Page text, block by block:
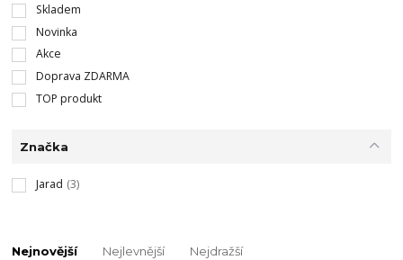
Skladem
Novinka
Akce
Doprava ZDARMA
TOP produkt
Značka
Jarad (3)
Nejnovější Nejlevnější Nejdražší